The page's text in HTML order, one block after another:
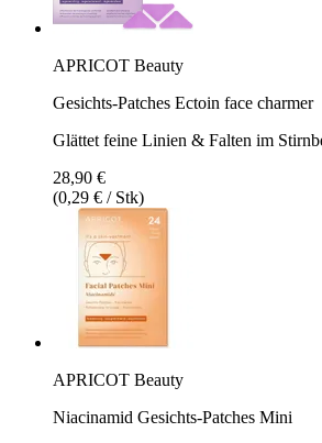
APRICOT Beauty
Gesichts-Patches Ectoin face charmer
Glättet feine Linien & Falten im
28,90 €
(0,29 € / Stk)
APRICOT Beauty
Niacinamid Gesichts-Patches Mini